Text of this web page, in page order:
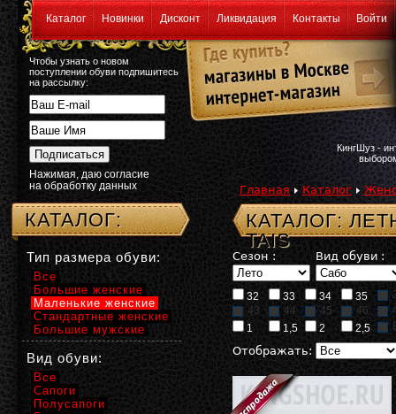
Каталог Новинки Дисконт Ликвидация Контакты Войти
Чтобы узнать о новом
поступлении обуви подпишитесь
на рассылку:
Нажимая, даю согласие
на обработку данных
КингШуз -
Главная Каталог
КАТАЛОГ:
TAIS
Сезон : Вид обуви :
32 33 34 35
43
44 45 46
1
1,5 2 2,5
Отображать:
КАТАЛОГ:
Тип размера обуви:
Все
Большие женские
Маленькие женские
Стандартные женские
Большие мужские
Вид обуви:
Все
Сапоги
Полусапоги